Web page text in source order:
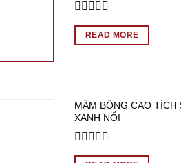
Rated
out
READ MORE
MÂM BỒNG CAO TÍCH
XANH NỔI
Rated